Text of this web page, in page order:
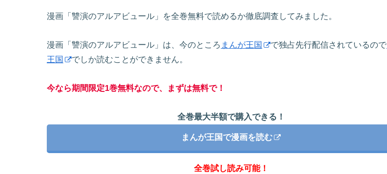
漫画「讐演のアルアビュール」を全巻無料で読めるか徹底調査してみました。
漫画「讐演のアルアビュール」は、今のところ まんが王国 で独占先行配信されているので
王国
でしか読むことができません。
今なら期間限定1巻無料なので、まずは無料で！
全巻最大半額で購入できる！
まんが王国で漫画を読む
全巻試し読み可能！